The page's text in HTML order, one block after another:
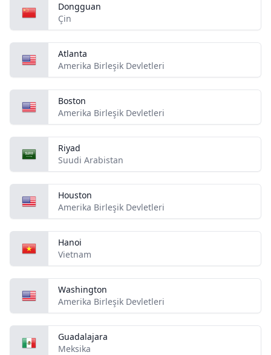
Dongguan
Çin
Atlanta
Amerika Birleşik Devletleri
Boston
Amerika Birleşik Devletleri
Riyad
Suudi Arabistan
Houston
Amerika Birleşik Devletleri
Hanoi
Vietnam
Washington
Amerika Birleşik Devletleri
Guadalajara
Meksika